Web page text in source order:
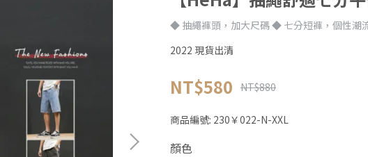
◆ 抽繩褲頭，加大尺碼 ◆ 七分短褲，個性潮
2022 現貨出清
NT$580 NT$880
商品編號: 230￥022-N-XXL
顏色